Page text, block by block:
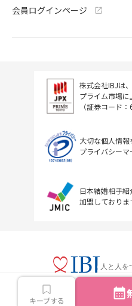
キープする
会員ログインページ
株式会社IBJは
プライム市場に
（証券コード：
大切な個人情
プライバシーマ
日本結婚相手
加盟しておりま
人と人を